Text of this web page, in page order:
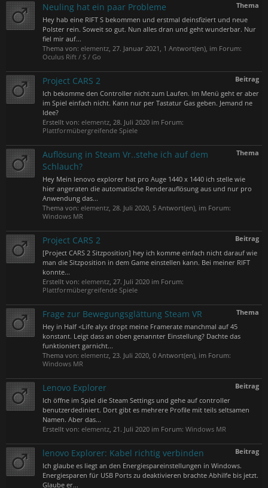
Thema
Neuling hat ein paar Probleme
Hey hab eine RIFT S bekommen und erstmal deinsfiziert und neue
Polster rein. Soweit so gut. Nun alles dran und geht wunderbar. Nur
fiel mir auf...
Thema von: elementz, 27. Januar 2021 , 1 Antwort(en), im Forum:
Oculus Rift / S / Go
Beitrag
Project CARS 2
Ich bekomme den Controller nicht zum Laufen. Im Menü geht er aber
im Spiel einfach nicht. Kann nur per Tastatur Gas geben. Jemand ne
Idee?
Erstellt von: elementz, 28. Juli 2020 im Forum:
Plattformübergreifende Spiele
Thema
Auflösung in Steam Vr..stehe ich auf dem
Schlauch?
Hey Mein lenovo explorer hat pro Auge 1440 x 1440 ich stelle wie
hier angeraten die automatische Renderauflösung aus und nur pro
Anwendung das...
Thema von: elementz, 28. Juli 2020, 5 Antwort(en), im Forum:
Windows MR
Beitrag
Project CARS 2
[Project CARS 2 Sitzposition] hey ich komme einfach nicht darauf wie
man die Sitzposition in dem Game einstellen kann. Bei meiner RIFT
konnte...
Erstellt von: elementz, 27. Juli 2020 im Forum:
Plattformübergreifende Spiele
Thema
Frage zur Bewegungsglättung Steam VR
Hey in Half <Life alyx dropt meine Framerate manchmal auf 45
konstant. Leigt dass an oben genannter Einstellung? Dachte das
funktioniert garnicht...
Thema von: elementz, 23. Juli 2020, 0 Antwort(en), im Forum:
Windows MR
Beitrag
Lenovo Explorer
Ich öffne im Spiel die Steam Settings und gehe auf controller
benutzerdediniert. Dort gibt es mehrere Profile mit teils seltsamen
Namen. Aber das...
Erstellt von: elementz, 21. Juli 2020 im Forum: Windows MR
Beitrag
lenovo Explorer: Kabel richtig verbinden
Ich glaube es liegt an den Energiespareinstellungen in Windows.
Energiesparen für USB Ports zu deaktivieren brachte Abhilfe bis jetzt.
Glaube er...